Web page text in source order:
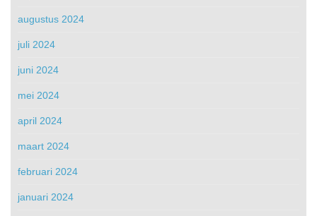
augustus 2024
juli 2024
juni 2024
mei 2024
april 2024
maart 2024
februari 2024
januari 2024